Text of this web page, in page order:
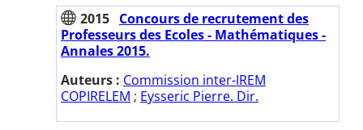
2015 Concours de recrutement des
Professeurs des Ecoles - Mathématiques -
Annales 2015.
Auteurs : Commission inter-IREM
COPIRELEM ; Eysseric Pierre. Dir.